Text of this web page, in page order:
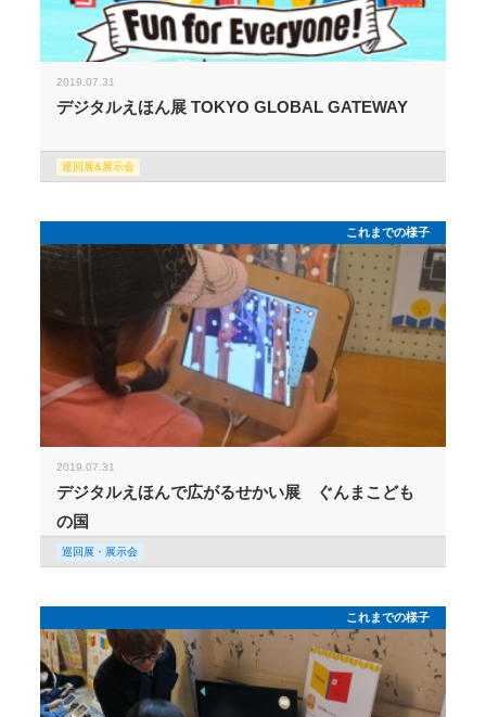
2019.07.31
デジタルえほん展 TOKYO GLOBAL GATEWAY
巡回展&展示会
これまでの様子
2019.07.31
デジタルえほんで広がるせかい展 ぐんまこども
の国
巡回展・展示会
これまでの様子